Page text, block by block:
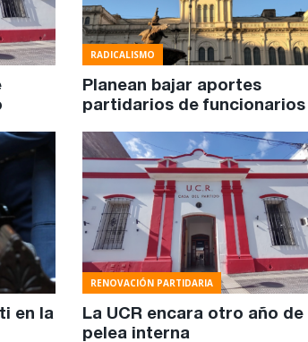
RADICALISMO
Planean bajar aportes
partidarios de funcionarios
en la
RENOVACIÓN PARTIDARIA
La UCR encara otro año de
pelea interna